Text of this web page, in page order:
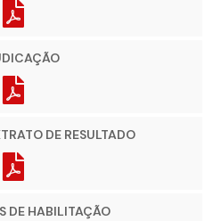
DE RESULTADO
DE HABILITAÇÃO